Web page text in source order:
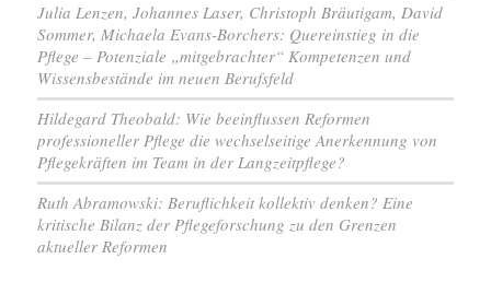
Julia Lenzen, Johannes Laser, Christoph Bräutigam, David
Sommer, Michaela Evans-Borchers: Quereinstieg in die
Pflege – Potenziale „mitgebrachter“ Kompetenzen und
Wissensbestände im neuen Berufsfeld
Hildegard Theobald: Wie beeinflussen Reformen
professioneller Pflege die wechselseitige Anerkennung von
Pflegekräften im Team in der Langzeitpflege?
Ruth Abramowski: Beruflichkeit kollektiv denken? Eine
kritische Bilanz der Pflegeforschung zu den Grenzen
aktueller Reformen